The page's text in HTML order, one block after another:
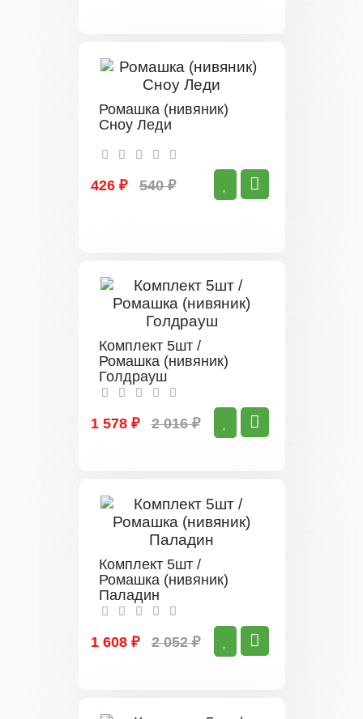
Ромашка (нивяник)
Сноу Леди
426 ₽ 540 ₽
Комплект 5шт /
Ромашка (нивяник)
Голдрауш
1 578 ₽ 2 016 ₽
Комплект 5шт /
Ромашка (нивяник)
Паладин
1 608 ₽ 2 052 ₽